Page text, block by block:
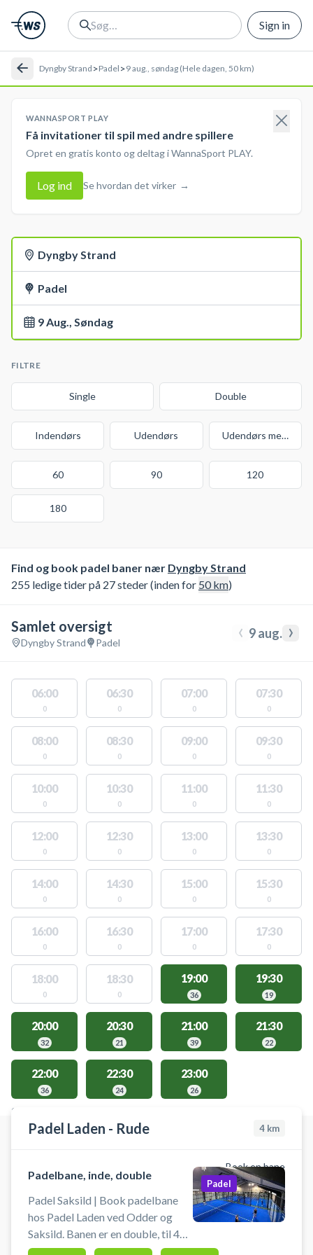
Sign in
Dyngby Strand >Padel >9 aug., søndag (Hele dagen, 50 km)
WANNASPORT PLAY
Få invitationer til spil med andre spillere
Opret en gratis konto og deltag i WannaSport PLAY.
Log ind Se hvordan det virker →
Dyngby Strand
Padel
9 Aug., Søndag
FILTRE
Single Double
Indendørs Udendørs Udendørs med
60 90 120
180
Find og book padel baner nær Dyngby Strand
255 ledige tider på 27 steder (inden for 50km)
Samlet oversigt
Dyngby Strand Padel ‹ 9 aug. ›
06:00
0
06:30
0
07:00
0
07:30
0
08:00
0
08:30
0
09:00
0
09:30
0
10:00
0
10:30
0
11:00
0
11:30
0
12:00
0
12:30
0
13:00
0
13:30
0
14:00
0
14:30
0
15:00
0
15:30
0
16:00
0
16:30
0
17:00
0
17:30
0
18:00
0
18:30
0
19:00
36
19:30
19
20:00
32
20:30
21
21:00
39
21:30
22
22:00
36
22:30
24
23:00
26
STEDER MED LEDIGE AKTIVITETER
Padel Laden - Rude 4 km
Book en bane
Padelbane, inde, double
Padel Saksild | Book padelbane
hos Padel Laden ved Odder og
Saksild. Banen er en double, til 4
pers. i 60 min. Book en padelbane
Padel